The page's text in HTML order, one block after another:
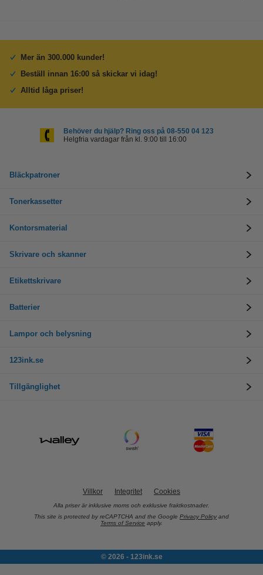
Mer än 300.000 kunder!
Beställ innan 16:00 så skickar vi idag!
Alltid låga priser!
Behöver du hjälp? Ring oss på 08-550 04 123
Helgfria vardagar från kl. 9:00 till 16:00
Bläckpatroner
Tonerkassetter
Kontorsmaterial
Skrivare och skanner
Etikettskrivare
Batterier
Lampor och belysning
123ink.se
Tillgänglighet
Villkor Integritet Cookies
Alla priser är inklusive moms och exklusive fraktkostnader.
This site is protected by reCAPTCHA and the Google Privacy Policy and
Terms of Service apply.
© 2026 - 123ink.se